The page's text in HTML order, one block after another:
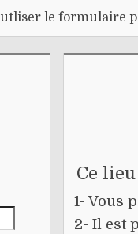
le formulaire
Ce
1- Vous
2- Il est